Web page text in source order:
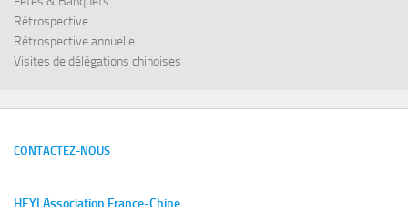
Rétrospective
Rétrospective annuelle
Visites de délégations chinoises
CONTACTEZ-NOUS
HEYI Association France-Chine